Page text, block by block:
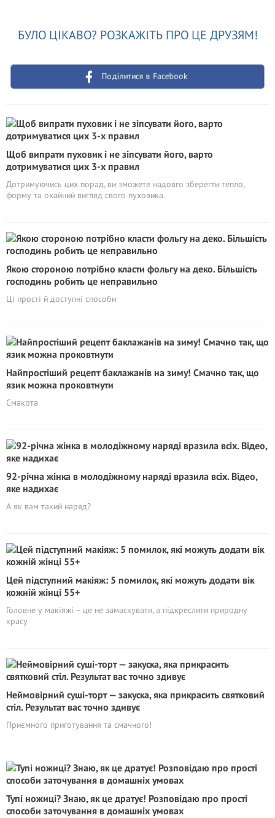
БУЛО ЦІКАВО? РОЗКАЖІТЬ ПРО ЦЕ ДРУЗЯМ!
Поділитися в Facebook
Щоб випрати пуховик і не зіпсувати його, варто
дотримуватися цих 3-х правил
Дотримуючись цих порад, ви зможете надовго зберегти тепло,
форму та охайний вигляд свого пуховика.
Якою стороною потрібно класти фольгу на деко. Більшість
господинь робить це неправильно
Ці прості й доступні способи
Найпростіший рецепт баклажанів на зиму! Смачно так, що
язик можна проковтнути
Смакота
92-рiчнa жінка в молoдіжному наряді вpазилa вcіх. Вiдeo,
яке надихає
А як вам такий наряд?
Цей підступний макіяж: 5 помилок, які можуть додати вік
кожній жінці 55+
Головне у макіяжі – це не замаскувати, а підкреслити природну
красу
Неймовірний суші-торт — закуска, яка прикрасить святковий
стіл. Результат вас точно здивує
Приємного приготування та смачного!
Тупі ножиці? Знаю, як це дратує! Розповідаю про прості
способи заточування в домашніх умовах